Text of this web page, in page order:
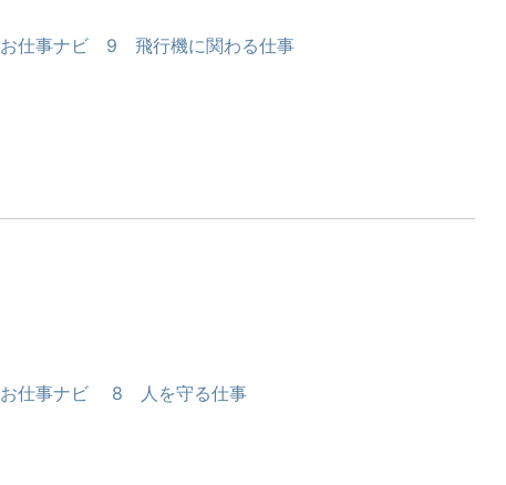
お仕事ナビ 9 飛行機に関わる仕事
お仕事ナビ 8 人を守る仕事